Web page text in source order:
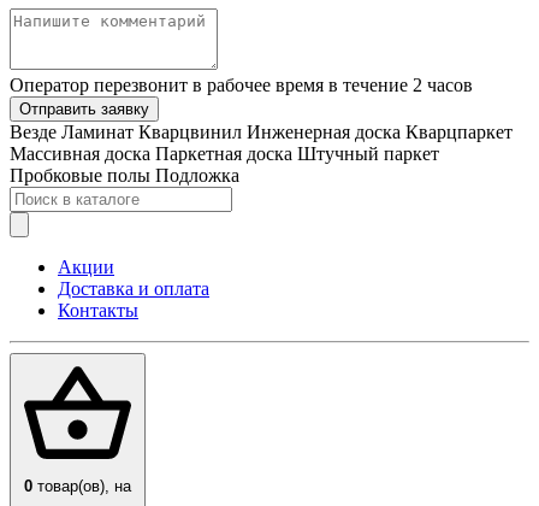
Оператор перезвонит в рабочее время в течение 2 часов
Отправить заявку
Везде Ламинат Кварцвинил Инженерная доска Кварцпаркет
Массивная доска Паркетная доска Штучный паркет
Пробковые полы Подложка
Акции
Доставка и оплата
Контакты
0 товар(ов), на